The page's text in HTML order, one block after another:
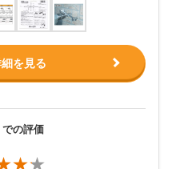
を見る
での評価